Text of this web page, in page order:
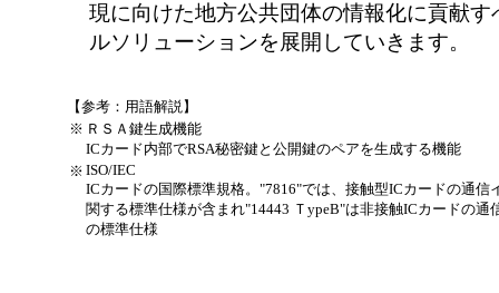
現に向けた地方公共団体の情報化に貢献す
ルソリューションを展開していきます。
【参考：用語解説】
※ ＲＳＡ鍵生成機能
ICカード内部でRSA秘密鍵と公開鍵のペアを生成する機能
※ ISO/IEC
ICカードの国際標準規格。"7816"では、接触型ICカードの通信
関する標準仕様が含まれ"14443 ＴypeB"は非接触ICカードの通
の標準仕様